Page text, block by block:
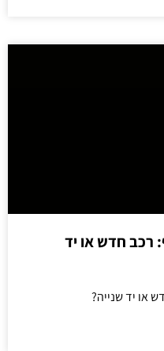
רכב חדש או יד
או יד שנייה?